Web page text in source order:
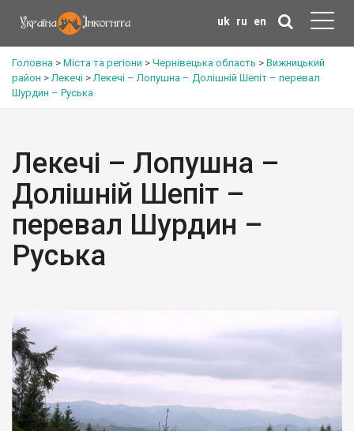
uk ru en
Головна > Міста та регіони > Чернівецька область > Вижницький
район >Лекечі >Лекечі – Лопушна – Долішній Шепіт – перевал
Шурдин – Руська
Лекечі – Лопушна –
Долішній Шепіт –
перевал Шурдин –
Руська